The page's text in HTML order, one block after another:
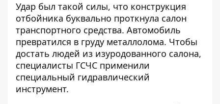
Удар был такой силы, что конструкция
отбойника буквально проткнула салон
транспортного средства. Автомобиль
превратился в груду металлолома. Чтобы
достать людей из изуродованного салона,
специалисты ГСЧС применили
специальный гидравлический
инструмент.